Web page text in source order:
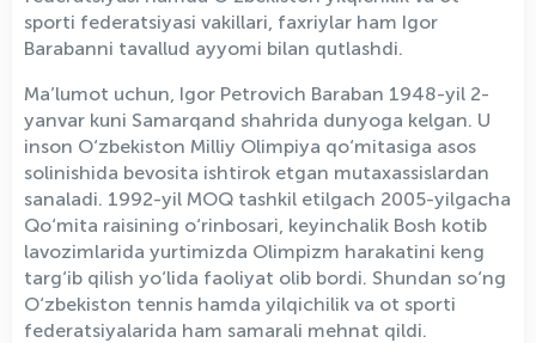
sporti federatsiyasi vakillari, faxriylar ham Igor
Barabanni tavallud ayyomi bilan qutlashdi.
Ma’lumot uchun, Igor Petrovich Baraban 1948-yil 2-
yanvar kuni Samarqand shahrida dunyoga kelgan. U
inson O‘zbekiston Milliy Olimpiya qo‘mitasiga asos
solinishida bevosita ishtirok etgan mutaxassislardan
sanaladi. 1992-yil MOQ tashkil etilgach 2005-yilgacha
Qo‘mita raisining o‘rinbosari, keyinchalik Bosh kotib
lavozimlarida yurtimizda Olimpizm harakatini keng
targ‘ib qilish yo‘lida faoliyat olib bordi. Shundan so‘ng
O‘zbekiston tennis hamda yilqichilik va ot sporti
federatsiyalarida ham samarali mehnat qildi.